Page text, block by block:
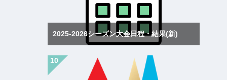
2025-2026シーズン大会日程・結果(新)